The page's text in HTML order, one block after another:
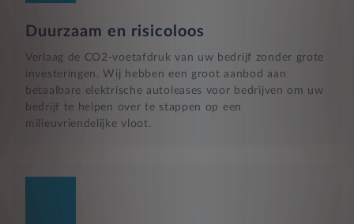
Duurzaam en risicoloos
Verlaag de CO2-voetafdruk van uw bedrijf zonder grote
investeringen. Wij hebben een groot aanbod aan
betaalbare elektrische autoleases voor bedrijven om uw
bedrijf te helpen over te stappen op een
milieuvriendelijke vloot.